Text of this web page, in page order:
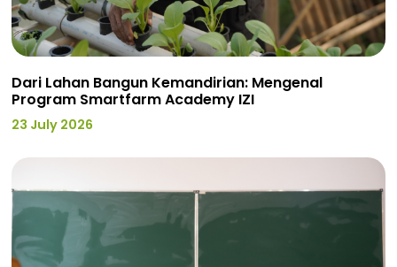
Dari Lahan Bangun Kemandirian: Mengenal
Program Smartfarm Academy IZI
23 July 2026